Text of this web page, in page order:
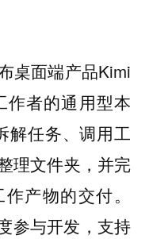
桌面端产品Kimi
作者的通用型本
解任务、调用工
理文件夹，并完
产物的交付。
参与开发，支持